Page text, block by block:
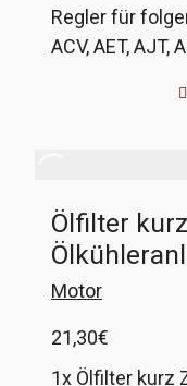
Regler für
ACV, AET, AJT,
Bitte
wird
wir keine
mögen,
Ölfilter
Motor
21,30€
1x Ölfilter kurz